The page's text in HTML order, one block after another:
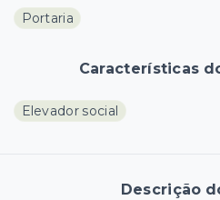
Portaria
Características
Elevador social
Descrição